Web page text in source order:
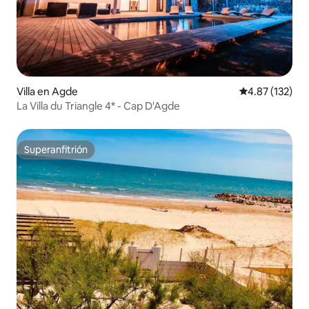
Villa en Agde Calificación
4.87 (132)
La Villa du Triangle 4* - Cap D'Agde
Superanfitrión
Superanfitrión